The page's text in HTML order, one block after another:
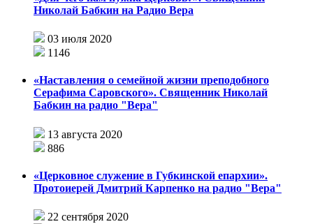
Николай Бабкин на Радио Вера
03 июля 2020
1146
«Наставления о семейной жизни преподобного
Серафима Саровского». Священник Николай
Бабкин на радио "Вера"
13 августа 2020
886
«Церковное служение в Губкинской епархии».
Протоиерей Дмитрий Карпенко на радио "Вера"
22 сентября 2020